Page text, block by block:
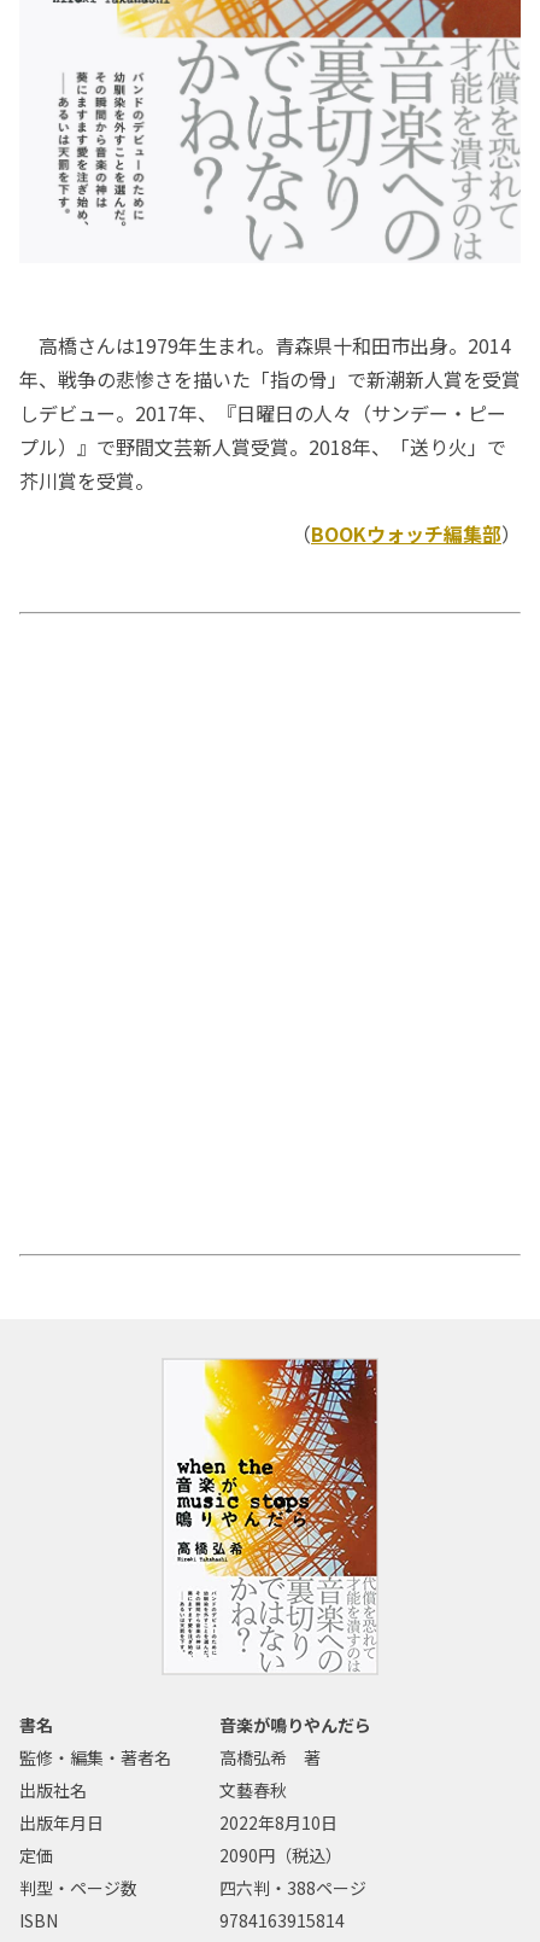
高橋さんは1979年生まれ。青森県十和田市出身。2014
年、戦争の悲惨さを描いた「指の骨」で新潮新人賞を受賞
しデビュー。2017年、『日曜日の人々（サンデー・ピー
プル）』で野間文芸新人賞受賞。2018年、「送り火」で
芥川賞を受賞。
（BOOKウォッチ編集部）
書名
音楽が鳴りやんだら
監修・編集・著者名
高橋弘希 著
出版社名
文藝春秋
出版年月日
2022年8月10日
定価
2090円（税込）
判型・ページ数
四六判・388ページ
ISBN
9784163915814